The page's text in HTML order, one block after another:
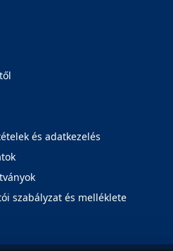
és adatkezelés
szabályzat és melléklete